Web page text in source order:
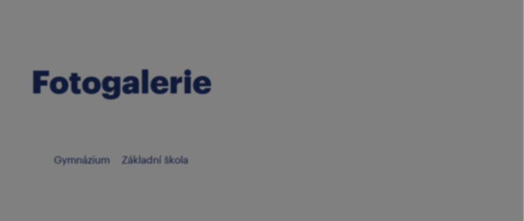
Fotogalerie
Gymnázium Základní škola